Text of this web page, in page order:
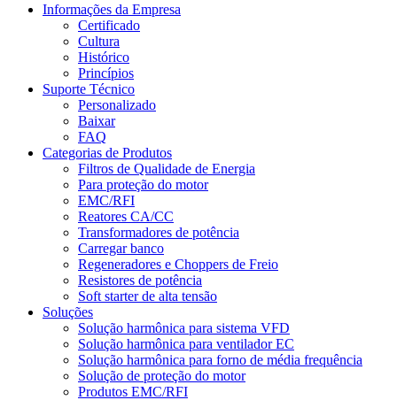
Informações da Empresa
Certificado
Cultura
Histórico
Princípios
Suporte Técnico
Personalizado
Baixar
FAQ
Categorias de Produtos
Filtros de Qualidade de Energia
Para proteção do motor
EMC/RFI
Reatores CA/CC
Transformadores de potência
Carregar banco
Regeneradores e Choppers de Freio
Resistores de potência
Soft starter de alta tensão
Soluções
Solução harmônica para sistema VFD
Solução harmônica para ventilador EC
Solução harmônica para forno de média frequência
Solução de proteção do motor
Produtos EMC/RFI